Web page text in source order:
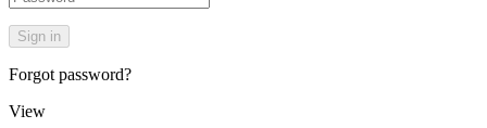
Forgot password?
View